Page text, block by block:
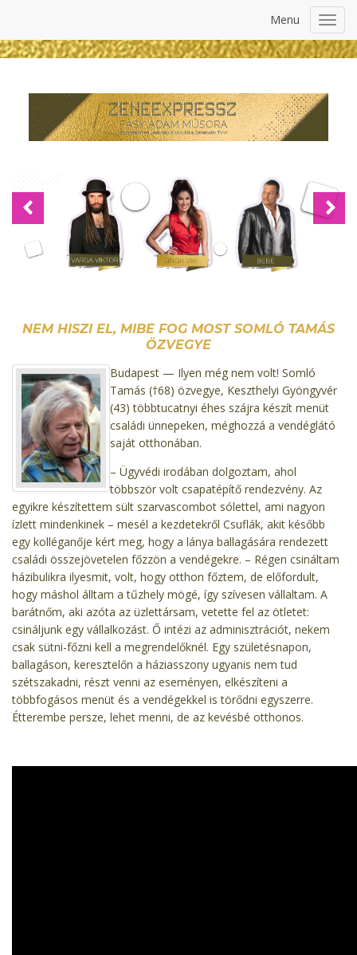
Menu
Previous
NEM HISZI EL, MIBE FOG MOST SOMLÓ TAMÁS
ÖZVEGYE
Budapest — Ilyen még nem volt! Somló
Tamás (†68) özvegye, Keszthelyi Gyöngyvér
(43) többtucatnyi éhes szájra készít menüt
családi ünnepeken, méghozzá a vendéglátó
saját otthonában.
– Ügyvédi irodában dolgoztam, ahol
többször volt csapatépítő rendezvény. Az
egyikre készítettem sült szarvascombot sólettel, ami nagyon
ízlett mindenkinek – mesél a kezdetekről Csuflák, akit később
egy kolléganője kért meg, hogy a lánya ballagására rendezett
családi összejövetelen főzzön a vendégekre. – Régen csináltam
házibulikra ilyesmit, volt, hogy otthon főztem, de előfordult,
hogy máshol álltam a tűzhely mögé, így szívesen vállaltam. A
barátnőm, aki azóta az üzlettársam, vetette fel az ötletet:
csináljunk egy vállalkozást. Ő intézi az adminisztrációt, nekem
csak sütni-főzni kell a megrendelőknél. Egy születésnapon,
ballagáson, keresztelőn a háziasszony ugyanis nem tud
szétszakadni, részt venni az eseményen, elkészíteni a
többfogásos menüt és a vendégekkel is törődni egyszerre.
Étterembe persze, lehet menni, de az kevésbé otthonos.